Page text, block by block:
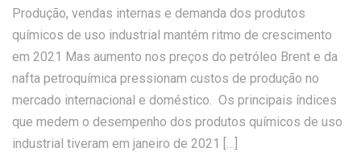
Produção, vendas internas e demanda dos produtos
químicos de uso industrial mantém ritmo de crescimento
em 2021 Mas aumento nos preços do petróleo Brent e da
nafta petroquímica pressionam custos de produção no
mercado internacional e doméstico. Os principais índices
que medem o desempenho dos produtos químicos de uso
industrial tiveram em janeiro de 2021 […]